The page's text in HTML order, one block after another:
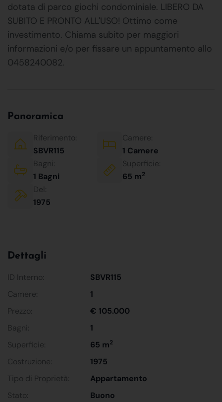
dotata di parco giochi condominiale. LIBERO DA
SUBITO E PRONTO ALL'USO! Ottimo come
investimento. Chiama subito per maggiori
informazioni e/o per fissare un appuntamento allo
0458240082.
Panoramica
Riferimento:
SBVR115
Camere:
1 Camere
Bagni:
1 Bagni
Superficie:
65 m2
Del:
1975
Dettagli
ID Interno:
SBVR115
Camere:
1
Prezzo:
€ 105.000
Bagni:
1
Superficie:
65 m2
Costruzione:
1975
Tipo di Proprietà:
Appartamento
Stato:
Buono